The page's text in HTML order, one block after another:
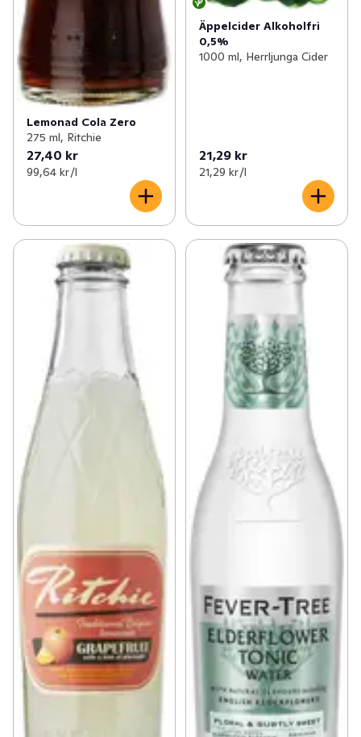
Lemonad Cola Zero
275 ml, Ritchie
27,40 kr
99,64 kr /l
Äppelcider Alkoholfri
0,5%
1000 ml, Herrljunga Cider
21,29 kr
21,29 kr /l